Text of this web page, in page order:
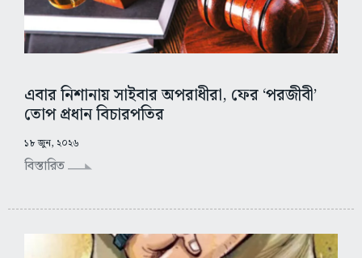
এবার নিশানায় সাইবার অপরাধীরা, ফের ‘পরজীবী’
তোপ প্রধান বিচারপতির
১৮ জুন, ২০২৬
বিস্তারিত